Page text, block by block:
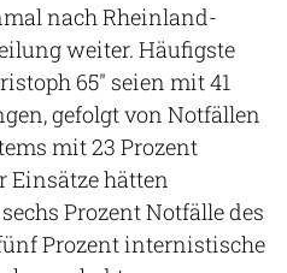
nach Rheinland-
weiter. Häufigste
65" seien mit 41
gefolgt von Notfällen
mit 23 Prozent
Einsätze hätten
Prozent Notfälle des
Prozent internistische